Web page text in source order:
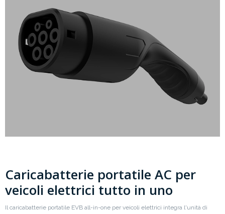
Caricabatterie portatile AC per
veicoli elettrici tutto in uno
Il caricabatterie portatile EVB all-in-one per veicoli elettrici integra l'unità di